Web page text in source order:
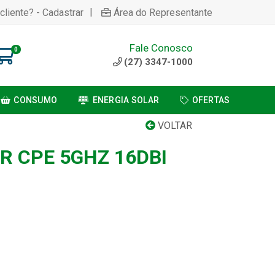
- Cadastrar | Área do Representante
0 Fale Conosco
(27) 3347-1000
CONSUMO ENERGIA SOLAR OFERTAS
VOLTAR
CPE 5GHZ 16DBI